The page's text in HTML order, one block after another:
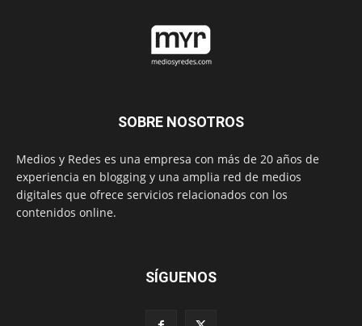
SOBRE NOSOTROS
Medios y Redes es una empresa con más de 20 años de
experiencia en blogging y una amplia red de medios
digitales que ofrece servicios relacionados con los
contenidos online.
SÍGUENOS